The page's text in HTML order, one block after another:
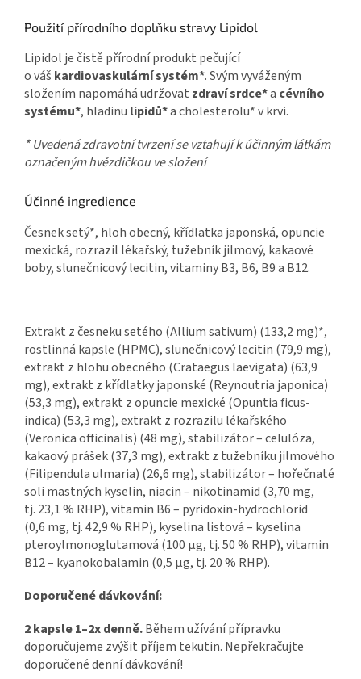
Použití přírodního doplňku stravy Lipidol
Lipidol je čistě přírodní produkt pečující
o váš kardiovaskulární systém*. Svým vyváženým
složením napomáhá udržovat zdraví srdce*a cévního
systému*, hladinu lipidů*a cholesterolu* v krvi.
* Uvedená zdravotní tvrzení se vztahují k účinným látkám
označeným hvězdičkou ve složení
Účinné ingredience
Česnek setý*, hloh obecný, křídlatka japonská, opuncie
mexická, rozrazil lékařský, tužebník jilmový, kakaové
boby, slunečnicový lecitin, vitaminy B3, B6, B9 a B12.
Extrakt z česneku setého (Allium sativum) (133,2 mg)*,
rostlinná kapsle (HPMC), slunečnicový lecitin (79,9 mg),
extrakt z hlohu obecného (Crataegus laevigata) (63,9
mg), extrakt z křídlatky japonské (Reynoutria japonica)
(53,3 mg), extrakt z opuncie mexické (Opuntia ficus-
indica) (53,3 mg), extrakt z rozrazilu lékařského
(Veronica officinalis) (48 mg), stabilizátor – celulóza,
kakaový prášek (37,3 mg), extrakt z tužebníku jilmového
(Filipendula ulmaria) (26,6 mg), stabilizátor – hořečnaté
soli mastných kyselin, niacin – nikotinamid (3,70 mg,
tj. 23,1 % RHP), vitamin B6 – pyridoxin-hydrochlorid
(0,6 mg, tj. 42,9 % RHP), kyselina listová – kyselina
pteroylmonoglutamová (100 μg, tj. 50 % RHP), vitamin
B12 – kyanokobalamin (0,5 μg, tj. 20 % RHP).
Doporučené dávkování:
2 kapsle 1–2x denně.Během užívání přípravku
doporučujeme zvýšit příjem tekutin. Nepřekračujte
doporučené denní dávkování!